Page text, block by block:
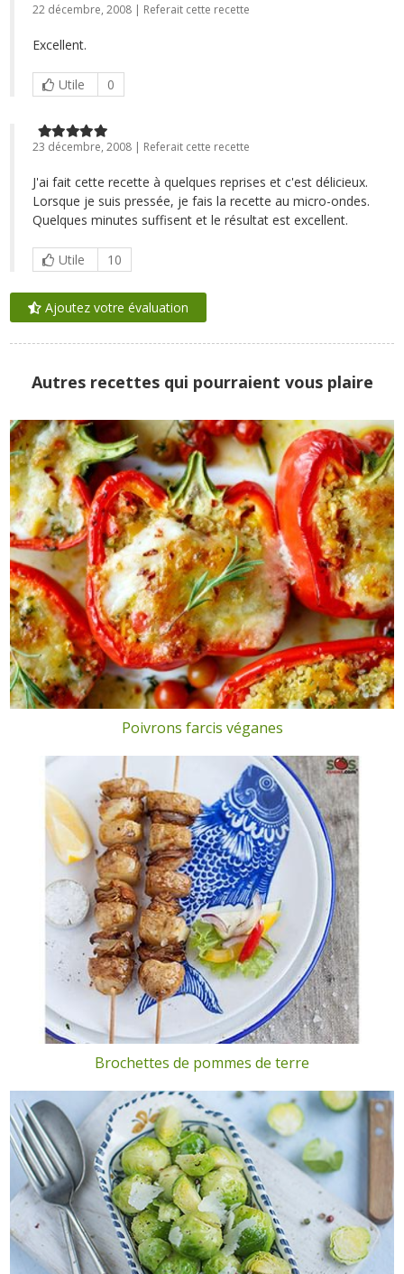
22 décembre, 2008 | Referait cette recette
Excellent.
Utile 0
23 décembre, 2008 | Referait cette recette
J'ai fait cette recette à quelques reprises et c'est délicieux.
Lorsque je suis pressée, je fais la recette au micro-ondes.
Quelques minutes suffisent et le résultat est excellent.
Utile 10
Ajoutez votre évaluation
Autres recettes qui pourraient vous plaire
Poivrons farcis véganes
Brochettes de pommes de terre